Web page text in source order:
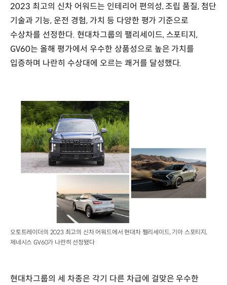
2023 최고의 신차 어워드는 인테리어 편의성, 조립 품질, 첨단
기술과 기능, 운전 경험, 가치 등 다양한 평가 기준으로
수상차를 선정한다. 현대차그룹의 팰리세이드, 스포티지,
GV60는 올해 평가에서 우수한 상품성으로 높은 가치를
입증하며 나란히 수상대에 오르는 쾌거를 달성했다.
오토트레이더의 2023 최고의 신차 어워드에서 현대차 팰리세이드, 기아 스포티지,
제네시스 GV60가 나란히 선정됐다
현대차그룹의 세 차종은 각기 다른 차급에 걸맞은 우수한